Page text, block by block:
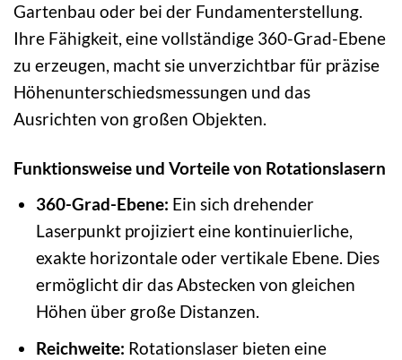
Gartenbau oder bei der Fundamenterstellung.
Ihre Fähigkeit, eine vollständige 360-Grad-Ebene
zu erzeugen, macht sie unverzichtbar für präzise
Höhenunterschiedsmessungen und das
Ausrichten von großen Objekten.
Funktionsweise und Vorteile von Rotationslasern
360-Grad-Ebene: Ein sich drehender
Laserpunkt projiziert eine kontinuierliche,
exakte horizontale oder vertikale Ebene. Dies
ermöglicht dir das Abstecken von gleichen
Höhen über große Distanzen.
Reichweite: Rotationslaser bieten eine